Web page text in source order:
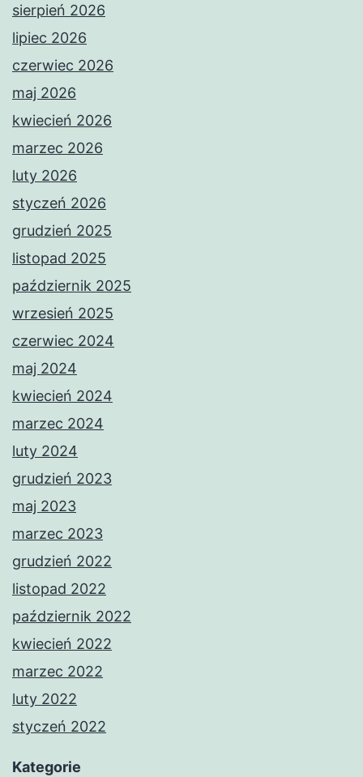
sierpień 2026
lipiec 2026
czerwiec 2026
maj 2026
kwiecień 2026
marzec 2026
luty 2026
styczeń 2026
grudzień 2025
listopad 2025
październik 2025
wrzesień 2025
czerwiec 2024
maj 2024
kwiecień 2024
marzec 2024
luty 2024
grudzień 2023
maj 2023
marzec 2023
grudzień 2022
listopad 2022
październik 2022
kwiecień 2022
marzec 2022
luty 2022
styczeń 2022
Kategorie